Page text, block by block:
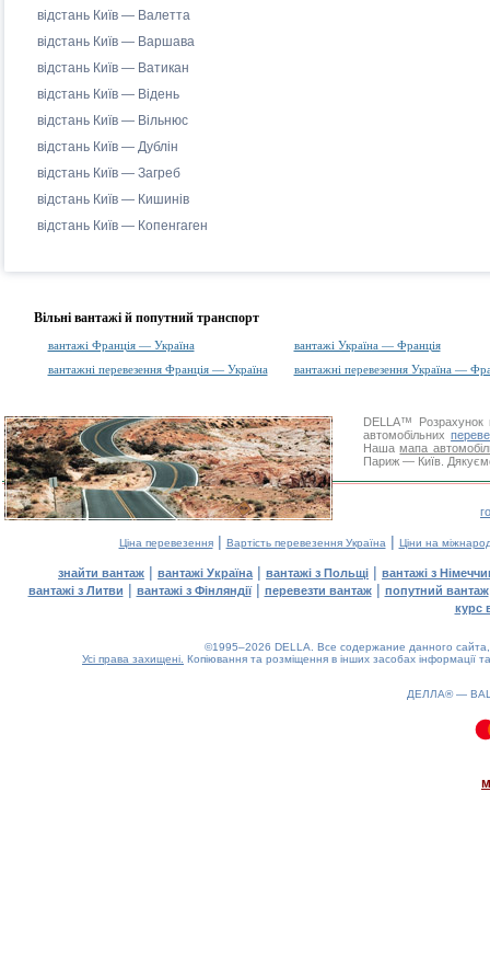
відстань Київ — Валетта
відстань Київ — Варшава
відстань Київ — Ватикан
відстань Київ — Відень
відстань Київ — Вільнюс
відстань Київ — Дублін
відстань Київ — Загреб
відстань Київ — Кишинів
відстань Київ — Копенгаген
Вільні вантажі й попутний транспорт
вантажі Франція — Україна
вантажі Україна — Франція
вантажні перевезення Франція — Україна
вантажні перевезення Україна —
DELLA™
Розрахунок
автомобільних
Нашамапа
Париж — Київ.
Ціна перевезення| Вартість перевезення Україна | Ціни на
знайти вантаж | вантажі Україна | вантажі з Польщі | вантажі з
вантажі з Литви | вантажі з Фінляндії| перевезти вантаж| попутний вантаж
курс
©1995–2026 DELLA. Все содержание данного
Усі права захищені. Копіювання та розміщення в інших засобах інформації
ДЕЛЛА® —